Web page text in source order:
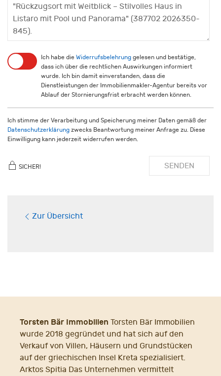
Ich habe die Widerrufsbelehrung gelesen und bestätige,
dass ich über die rechtlichen Auswirkungen informiert
wurde. Ich bin damit einverstanden, dass die
Dienstleistungen der Immobilienmakler-Agentur bereits vor
Ablauf der Stornierungsfrist erbracht werden können.
Ich stimme der Verarbeitung und Speicherung meiner Daten gemäß der
Datenschutzerklärung zwecks Beantwortung meiner Anfrage zu. Diese
Einwilligung kann jederzeit widerrufen werden.
SICHER! SENDEN
Zur Übersicht
Torsten Bär Immobilien Torsten Bär Immobilien
wurde 2018 gegründet und hat sich auf den
Verkauf von Villen, Häusern und Grundstücken
auf der griechischen Insel Kreta spezialisiert.
Arktos Spitia Das Unternehmen vermittelt